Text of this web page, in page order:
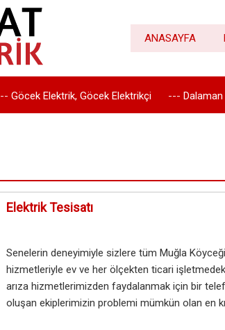
ANASAYFA
Göcek Elektrik, Göcek Elektrikçi ---
Elektrik Tesisatı
Senelerin deneyimiyle sizlere tüm Muğla
hizmetleriyle ev ve her ölçekten ticari
arıza hizmetlerimizden faydalanmak için bir
oluşan ekiplerimizin problemi mümkün olan en